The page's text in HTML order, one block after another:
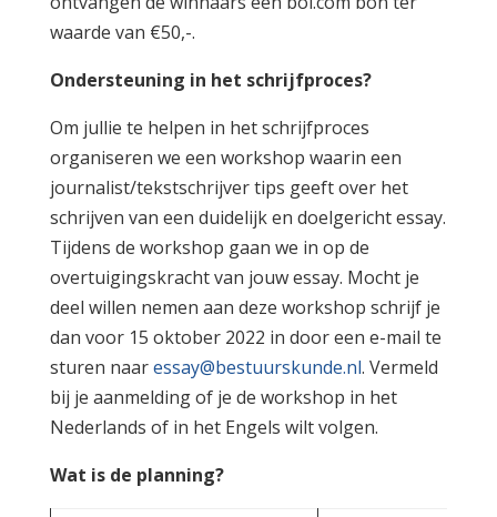
waarde van €50,-.
Ondersteuning in het schrijfproces?
Om jullie te helpen in het schrijfproces
organiseren we een workshop waarin een
journalist/tekstschrijver tips geeft over het
schrijven van een duidelijk en doelgericht essay.
Tijdens de workshop gaan we in op de
overtuigingskracht van jouw essay. Mocht je
deel willen nemen aan deze workshop schrijf je
dan voor 15 oktober 2022 in door een e-mail te
sturen naaressay@bestuurskunde.nl. Vermeld
bij je aanmelding of je de workshop in het
Nederlands of in het Engels wilt volgen.
Wat is de planning?